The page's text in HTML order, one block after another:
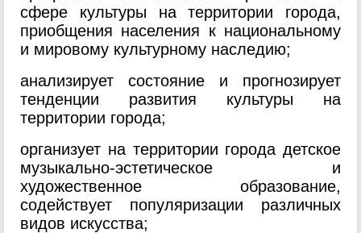
сфере культуры на территории города,
приобщения населения к национальному
и мировому культурному наследию;
анализирует состояние и прогнозирует
тенденции развития культуры на
территории города;
организует на территории города детское
музыкально-эстетическое и
художественное образование,
содействует популяризации различных
видов искусства;